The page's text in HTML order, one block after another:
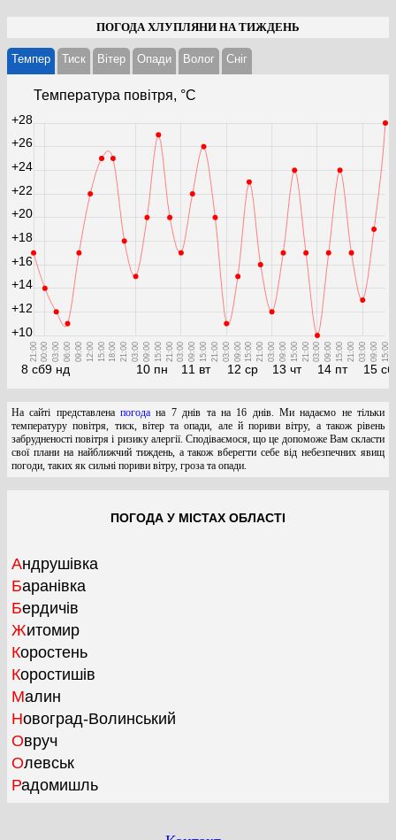
ПОГОДА ХЛУПЛЯНИ НА ТИЖДЕНЬ
Темпер Тиск Вітер Опади Волог Cніг
Температура повітря, °С
8 сб
21:00
9 нд
00:00 03:00 06:00 09:00 12:00 15:00 18:00 21:00
10 пн
03:00 09:00 15:00 21:00
11 вт
03:00 09:00 15:00 21:00
12 ср
03:00 09:00 15:00 21:00
13 чт
03:00 09:00 15:00 21:00
14 пт
03:00 09:00 15:00 21:00
15 сб
03:00 09:00 15:00
+10
+12
+14
+16
+18
+20
+22
+24
+26
+28
На сайті представленапогода на 7 днів та на 16 днів. Ми надаємо не тільки
температуру повітря, тиск, вітер та опади, але й пориви вітру, а також рівень
забрудненості повітря і ризику алергії. Сподіваємося, що це допоможе Вам скласти
свої плани на найближчий тиждень, а також вберегти себе від небезпечних явищ
погоди, таких як сильні пориви вітру, гроза та опади.
ПОГОДА У МІСТАХ ОБЛАСТІ
Андрушівка
Баранівка
Бердичів
Житомир
Коростень
Коростишів
Малин
Новоград-Волинський
Овруч
Олевськ
Радомишль